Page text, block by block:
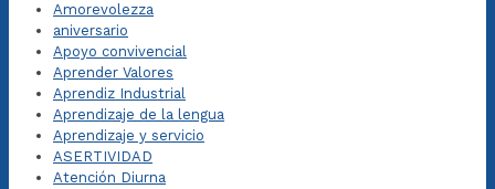
Amorevolezza
aniversario
Apoyo convivencial
Aprender Valores
Aprendiz Industrial
Aprendizaje de la lengua
Aprendizaje y servicio
ASERTIVIDAD
Atención Diurna